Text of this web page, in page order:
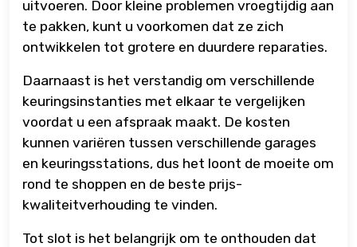
uitvoeren. Door kleine problemen vroegtijdig aan
te pakken, kunt u voorkomen dat ze zich
ontwikkelen tot grotere en duurdere reparaties.
Daarnaast is het verstandig om verschillende
keuringsinstanties met elkaar te vergelijken
voordat u een afspraak maakt. De kosten
kunnen variëren tussen verschillende garages
en keuringsstations, dus het loont de moeite om
rond te shoppen en de beste prijs-
kwaliteitverhouding te vinden.
Tot slot is het belangrijk om te onthouden dat